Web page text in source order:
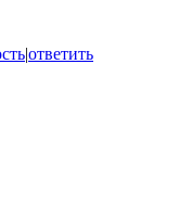
|ответить